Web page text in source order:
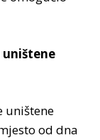
uništene
uništene
od dna